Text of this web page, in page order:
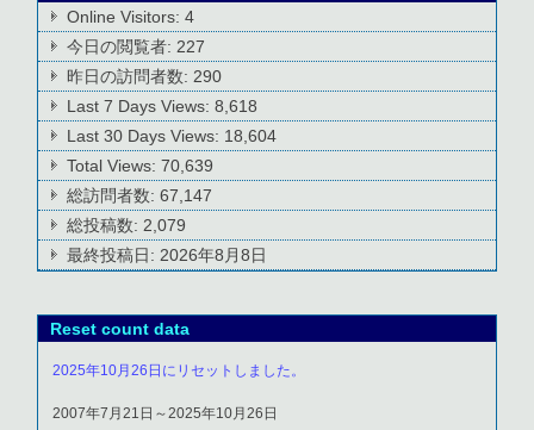
Online Visitors:4
今日の閲覧者: 227
昨日の訪問者数: 290
Last 7 Days Views:8,618
Last 30 Days Views: 18,604
Total Views:70,639
総訪問者数:67,147
総投稿数: 2,079
最終投稿日: 2026年8月8日
Reset count data
2025年10月26日にリセットしました。
2007年7月21日～2025年10月26日